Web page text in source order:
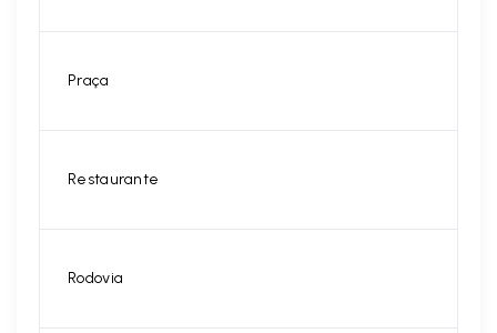
Praça
Restaurante
Rodovia